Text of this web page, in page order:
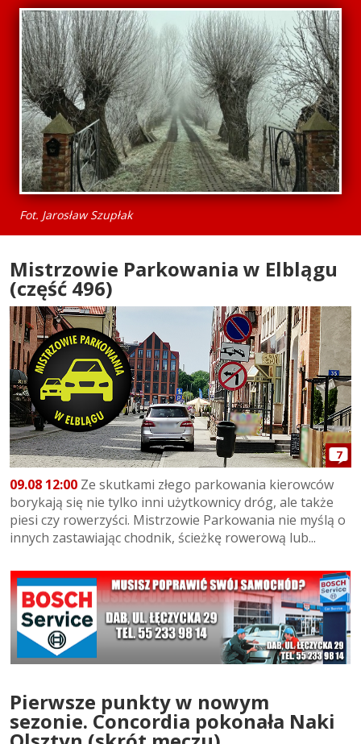
Fot. Jarosław Szupłak
Mistrzowie Parkowania w Elblągu
(część 496)
7
09.08 12:00 Ze skutkami złego parkowania kierowców
borykają się nie tylko inni użytkownicy dróg, ale także
piesi czy rowerzyści. Mistrzowie Parkowania nie myślą o
innych zastawiając chodnik, ścieżkę rowerową lub...
Pierwsze punkty w nowym
sezonie. Concordia pokonała Naki